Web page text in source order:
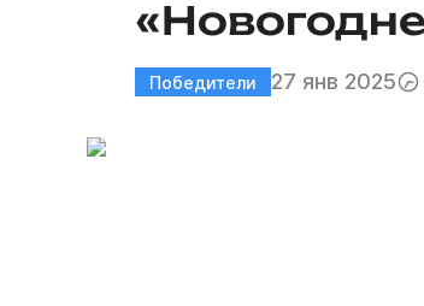
Победители 27 янв 2025